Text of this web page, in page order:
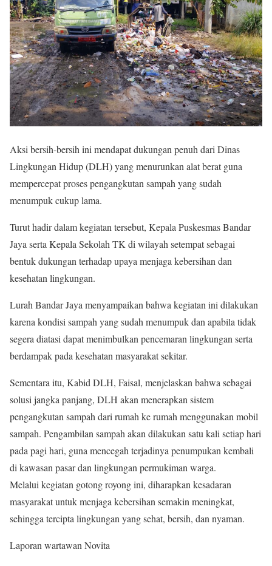
Aksi bersih-bersih ini mendapat dukungan penuh dari Dinas
Lingkungan Hidup (DLH) yang menurunkan alat berat guna
mempercepat proses pengangkutan sampah yang sudah
menumpuk cukup lama.
Turut hadir dalam kegiatan tersebut, Kepala Puskesmas Bandar
Jaya serta Kepala Sekolah TK di wilayah setempat sebagai
bentuk dukungan terhadap upaya menjaga kebersihan dan
kesehatan lingkungan.
Lurah Bandar Jaya menyampaikan bahwa kegiatan ini dilakukan
karena kondisi sampah yang sudah menumpuk dan apabila tidak
segera diatasi dapat menimbulkan pencemaran lingkungan serta
berdampak pada kesehatan masyarakat sekitar.
Sementara itu, Kabid DLH, Faisal, menjelaskan bahwa sebagai
solusi jangka panjang, DLH akan menerapkan sistem
pengangkutan sampah dari rumah ke rumah menggunakan mobil
sampah. Pengambilan sampah akan dilakukan satu kali setiap hari
pada pagi hari, guna mencegah terjadinya penumpukan kembali
di kawasan pasar dan lingkungan permukiman warga.
Melalui kegiatan gotong royong ini, diharapkan kesadaran
masyarakat untuk menjaga kebersihan semakin meningkat,
sehingga tercipta lingkungan yang sehat, bersih, dan nyaman.
Laporan wartawan Novita